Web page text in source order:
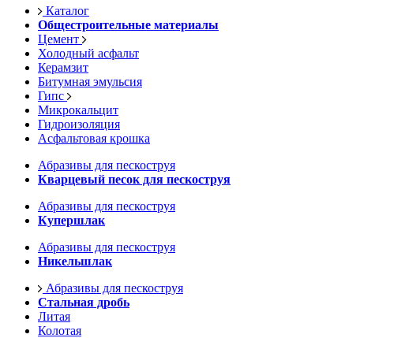
Каталог
Общестроительные материалы
Цемент
Холодный асфальт
Керамзит
Битумная эмульсия
Гипс
Микрокальцит
Гидроизоляция
Асфальтовая крошка
Абразивы для пескоструя
Кварцевый песок для пескоструя
Абразивы для пескоструя
Купершлак
Абразивы для пескоструя
Никельшлак
Абразивы для пескоструя
Стальная дробь
Литая
Колотая